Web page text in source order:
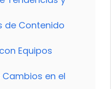
de Contenido
Equipos
en el